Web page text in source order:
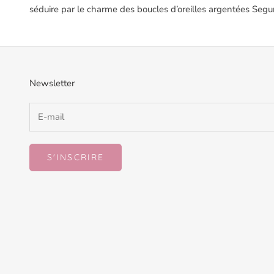
séduire par le charme des boucles d’oreilles argentées
Newsletter
S'INSCRIRE